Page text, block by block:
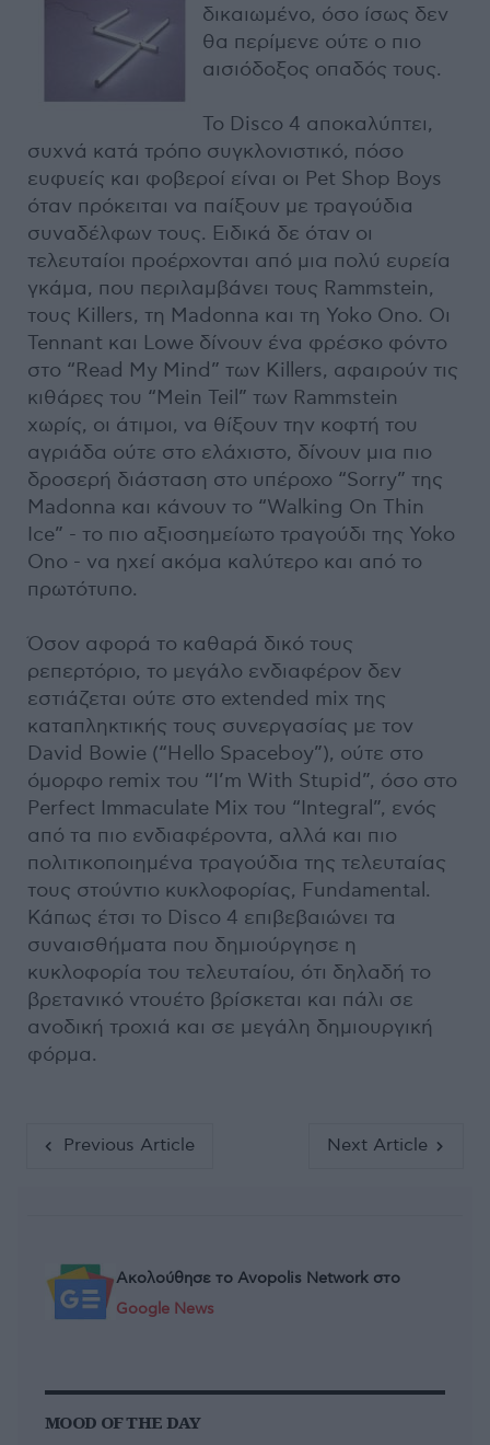
δικαιωμένο, όσο ίσως δεν
θα περίμενε ούτε ο πιο
αισιόδοξος οπαδός τους.
Το Disco 4 αποκαλύπτει,
συχνά κατά τρόπο συγκλονιστικό, πόσο
ευφυείς και φοβεροί είναι οι Pet Shop Boys
όταν πρόκειται να παίξουν με τραγούδια
συναδέλφων τους. Ειδικά δε όταν οι
τελευταίοι προέρχονται από μια πολύ ευρεία
γκάμα, που περιλαμβάνει τους Rammstein,
τους Killers, τη Madonna και τη Yoko Ono. Οι
Tennant και Lowe δίνουν ένα φρέσκο φόντο
στο “Read My Mind” των Killers, αφαιρούν τις
κιθάρες του “Mein Teil” των Rammstein
χωρίς, οι άτιμοι, να θίξουν την κοφτή του
αγριάδα ούτε στο ελάχιστο, δίνουν μια πιο
δροσερή διάσταση στο υπέροχο “Sorry” της
Madonna και κάνουν το “Walking On Thin
Ice” - το πιο αξιοσημείωτο τραγούδι της Yoko
Ono - να ηχεί ακόμα καλύτερο και από το
πρωτότυπο.
Όσον αφορά το καθαρά δικό τους
ρεπερτόριο, το μεγάλο ενδιαφέρον δεν
εστιάζεται ούτε στο extended mix της
καταπληκτικής τους συνεργασίας με τον
David Bowie (“Hello Spaceboy”), ούτε στο
όμορφο remix του “I’m With Stupid”, όσο στο
Perfect Immaculate Mix του “Integral”, ενός
από τα πιο ενδιαφέροντα, αλλά και πιο
πολιτικοποιημένα τραγούδια της τελευταίας
τους στούντιο κυκλοφορίας, Fundamental.
Κάπως έτσι το Disco 4 επιβεβαιώνει τα
συναισθήματα που δημιούργησε η
κυκλοφορία του τελευταίου, ότι δηλαδή το
βρετανικό ντουέτο βρίσκεται και πάλι σε
ανοδική τροχιά και σε μεγάλη δημιουργική
φόρμα.
Previous Article Next Article
Ακολούθησε το Avopolis Network στο
Google News
MOOD OF THE DAY